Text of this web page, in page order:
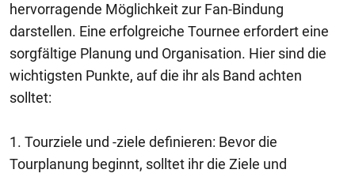
hervorragende Möglichkeit zur Fan-Bindung
darstellen. Eine erfolgreiche Tournee erfordert eine
sorgfältige Planung und Organisation. Hier sind die
wichtigsten Punkte, auf die ihr als Band achten
solltet:
1. Tourziele und -ziele definieren: Bevor die
Tourplanung beginnt, solltet ihr die Ziele und